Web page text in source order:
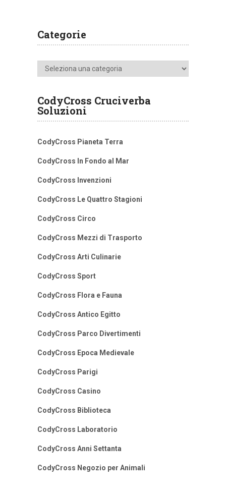
Categorie
Categorie
CodyCross Cruciverba
Soluzioni
CodyCross Pianeta Terra
CodyCross In Fondo al Mar
CodyCross Invenzioni
CodyCross Le Quattro Stagioni
CodyCross Circo
CodyCross Mezzi di Trasporto
CodyCross Arti Culinarie
CodyCross Sport
CodyCross Flora e Fauna
CodyCross Antico Egitto
CodyCross Parco Divertimenti
CodyCross Epoca Medievale
CodyCross Parigi
CodyCross Casino
CodyCross Biblioteca
CodyCross Laboratorio
CodyCross Anni Settanta
CodyCross Negozio per Animali